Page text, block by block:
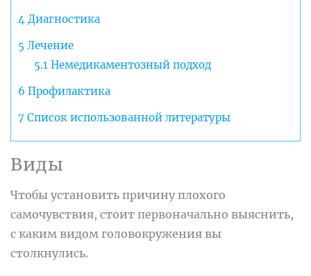
4 Диагностика
5 Лечение
5.1 Немедикаментозный подход
6 Профилактика
7 Список использованной литературы
Виды
Чтобы установить причину плохого
самочувствия, стоит первоначально выяснить,
с каким видом головокружения вы
столкнулись.